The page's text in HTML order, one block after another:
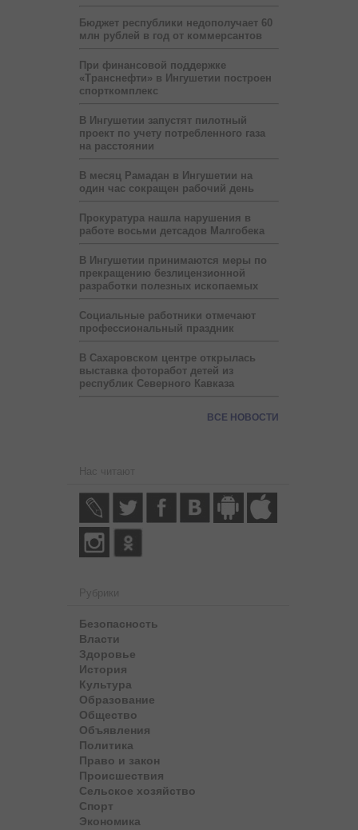
Бюджет республики недополучает 60
млн рублей в год от коммерсантов
При финансовой поддержке
«Транснефти» в Ингушетии построен
спорткомплекс
В Ингушетии запустят пилотный
проект по учету потребленного газа
на расстоянии
В месяц Рамадан в Ингушетии на
один час сокращен рабочий день
Прокуратура нашла нарушения в
работе восьми детсадов Малгобека
В Ингушетии принимаются меры по
прекращению безлицензионной
разработки полезных ископаемых
Социальные работники отмечают
профессиональный праздник
В Сахаровском центре открылась
выставка фоторабот детей из
республик Северного Кавказа
ВСЕ НОВОСТИ
Нас читают
Рубрики
Безопасность
Власти
Здоровье
История
Культура
Образование
Общество
Объявления
Политика
Право и закон
Происшествия
Сельское хозяйство
Спорт
Экономика